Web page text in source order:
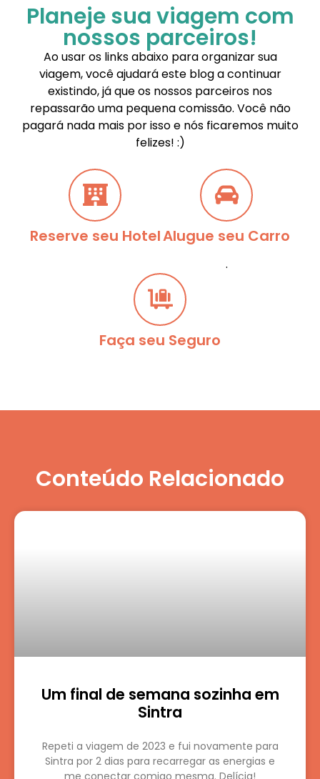
Planeje sua viagem com
nossos parceiros!
Ao usar os links abaixo para organizar sua
viagem, você ajudará este blog a continuar
existindo, já que os nossos parceiros nos
repassarão uma pequena comissão. Você não
pagará nada mais por isso e nós ficaremos muito
felizes! :)
Reserve seu HotelAlugue seu Carro
.
Faça seu Seguro
Conteúdo Relacionado
Um final de semana sozinha em
Sintra
Repeti a viagem de 2023 e fui novamente para
Sintra por 2 dias para recarregar as energias e
me conectar comigo mesma. Delícia!